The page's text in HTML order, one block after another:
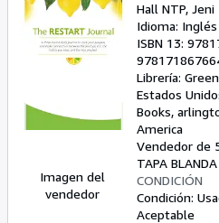
Imagen del
vendedor
you eat,
the way
Hall NTP, Jeni
Idioma: Inglés
ISBN 13:
Librería:
Estados
Books,
America
Vendedor de
TAPA BLANDA
CONDICIÓN
Condición:
Aceptable